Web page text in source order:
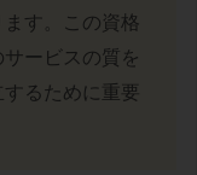
す。この資格
ービスの質を
るために重要